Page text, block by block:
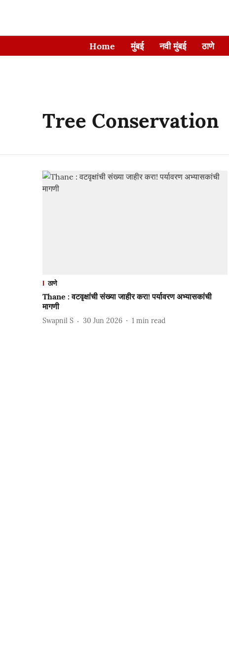
Home मुंबई नवी मुंबई ठाणे
Tree Conservation
ठाणे
Thane : वटवृक्षांची संख्या जाहीर करा! पर्यावरण अभ्यासकांची
मागणी
Swapnil S 30 Jun 2026 1 min read